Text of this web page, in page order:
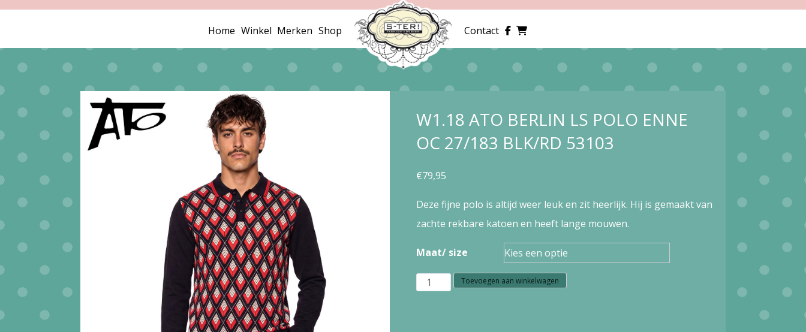
Home Winkel Merken Shop Contact
W1.18 ATO BERLIN LS POLO ENNE
OC 27/183 BLK/RD 53103
€79,95
Deze fijne polo is altijd weer leuk en zit heerlijk. Hij is gemaakt van
zachte rekbare katoen en heeft lange mouwen.
Maat/ size
W1.18
Toevoegen aan winkelwagen